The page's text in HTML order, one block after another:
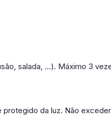
salada, …). Máximo 3
da luz. Não